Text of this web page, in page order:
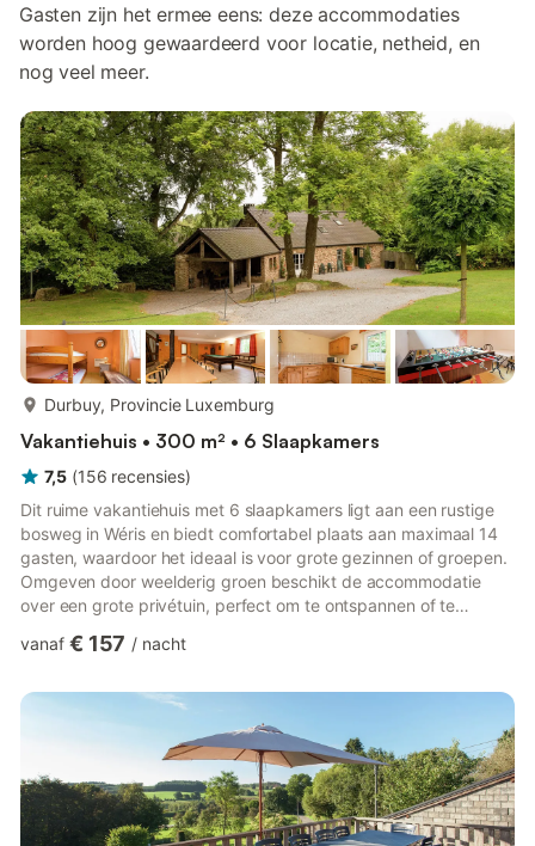
Gasten zijn het ermee eens: deze accommodaties
worden hoog gewaardeerd voor locatie, netheid, en
nog veel meer.
Durbuy, Provincie Luxemburg
Vakantiehuis • 300 m² • 6 Slaapkamers
7,5 (156 recensies)
Dit ruime vakantiehuis met 6 slaapkamers ligt aan een rustige
bosweg in Wéris en biedt comfortabel plaats aan maximaal 14
gasten, waardoor het ideaal is voor grote gezinnen of groepen.
Omgeven door weelderig groen beschikt de accommodatie
over een grote privétuin, perfect om te ontspannen of te
u langlaufen of een verfrissende duik nemen in het openbare
stadscentrum ligt op 5 km afstand en biedt restaurants,
uitgaansgelegenheden en een supermarkt voor uw gemak. Het
vanaf € 157 / nacht